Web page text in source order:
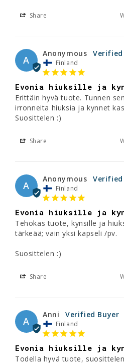
Share
A
Anonymous
Finland
Evonia hiuksille ja
Erittäin hyvä tuote. Tunnen
irronneita hiuksia ja kynnet
Suosittelen :)
Share
A
Anonymous
Finland
Evonia hiuksille ja
Tehokas tuote, kynsille ja
tärkeää; vain yksi kapseli /pv.
Suosittelen :)
Share
A
Anni
Finland
Evonia hiuksille ja
Todella hyvä tuote,